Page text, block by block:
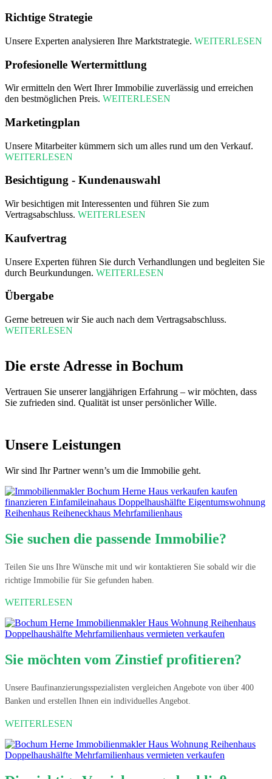
Richtige Strategie
Unsere Experten analysieren Ihre Marktstrategie. WEITERLESEN
Profesionelle Wertermittlung
Wir ermitteln den Wert Ihrer Immobilie zuverlässig und erreichen
den bestmöglichen Preis. WEITERLESEN
Marketingplan
Unsere Mitarbeiter kümmern sich um alles rund um den Verkauf.
WEITERLESEN
Besichtigung - Kundenauswahl
Wir besichtigen mit Interessenten und führen Sie zum
Vertragsabschluss. WEITERLESEN
Kaufvertrag
Unsere Experten führen Sie durch Verhandlungen und begleiten Sie
durch Beurkundungen. WEITERLESEN
Übergabe
Gerne betreuen wir Sie auch nach dem Vertragsabschluss.
WEITERLESEN
Die erste Adresse in Bochum
Vertrauen Sie unserer langjährigen Erfahrung – wir möchten, dass
Sie zufrieden sind. Qualität ist unser persönlicher Wille.
Unsere Leistungen
Wir sind Ihr Partner wenn’s um die Immobilie geht.
Sie suchen die passende Immobilie?
Teilen Sie uns Ihre Wünsche mit und wir kontaktieren Sie sobald wir die
richtige Immobilie für Sie gefunden haben.
WEITERLESEN
Sie möchten vom Zinstief profitieren?
Unsere Baufinanzierungsspezialisten vergleichen Angebote von über 400
Banken und erstellen Ihnen ein individuelles Angebot.
WEITERLESEN